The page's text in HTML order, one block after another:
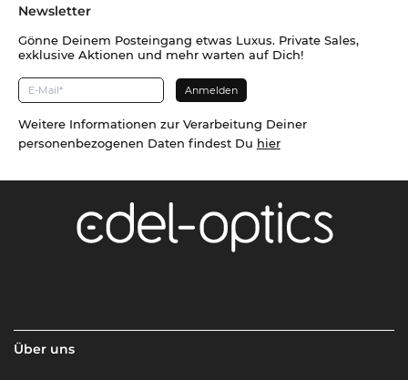
Newsletter
Gönne Deinem Posteingang etwas Luxus. Private Sales,
exklusive Aktionen und mehr warten auf Dich!
Weitere Informationen zur Verarbeitung Deiner
personenbezogenen Daten findest Du hier
Über uns